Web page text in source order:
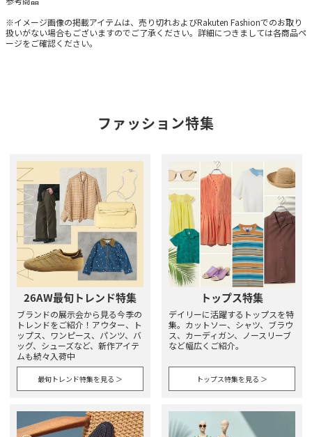
※イメージ画像の掲載アイテムは、売り切れおよびRakuten Fashionでのお取り
扱いがない場合もございますのでご了承ください。詳細につきましては各商品ペ
ージをご確認ください。
ファッション特集
26AW最旬トレンド特集
ブランドの展示会から見る今季の
トレンドをご紹介！アウター、ト
ップス、ワンピース、パンツ、バ
ッグ、シューズなど、新作アイテ
ムも続々入荷中
最旬トレンド特集を見る ＞
トップス特集
デイリーに活躍するトップスを特
集。カットソー、シャツ、ブラウ
ス、カーディガン、ノースリーブ
など幅広くご紹介。
トップス特集を見る ＞